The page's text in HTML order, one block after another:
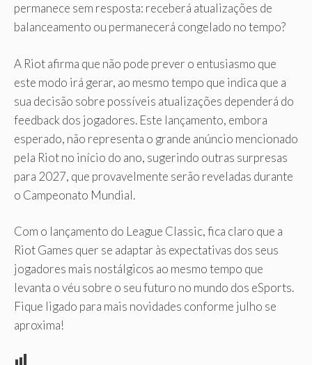
permanece sem resposta: receberá atualizações de
balanceamento ou permanecerá congelado no tempo?
A Riot afirma que não pode prever o entusiasmo que
este modo irá gerar, ao mesmo tempo que indica que a
sua decisão sobre possíveis atualizações dependerá do
feedback dos jogadores. Este lançamento, embora
esperado, não representa o grande anúncio mencionado
pela Riot no início do ano, sugerindo outras surpresas
para 2027, que provavelmente serão reveladas durante
o Campeonato Mundial.
Com o lançamento do League Classic, fica claro que a
Riot Games quer se adaptar às expectativas dos seus
jogadores mais nostálgicos ao mesmo tempo que
levanta o véu sobre o seu futuro no mundo dos eSports.
Fique ligado para mais novidades conforme julho se
aproxima!